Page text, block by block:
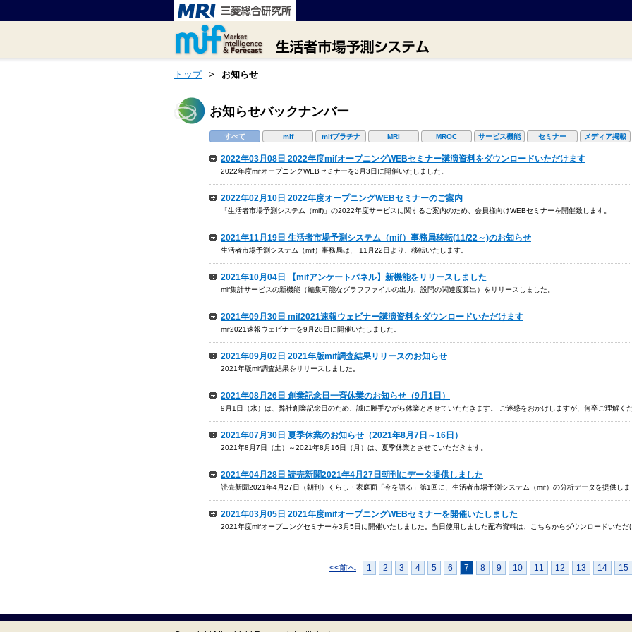
トップ > お知らせ
お知らせバックナンバー
すべて mif mifプラチナ MRI MROC サービス機能 セミナー メディア掲載
2022年03月08日 2022年度mifオープニングWEBセミナー講演資料をダウンロードいただけます
2022年度mifオープニングWEBセミナーを3月3日に開催いたしました。
2022年02月10日 2022年度オープニングWEBセミナーのご案内
「生活者市場予測システム（mif)」の2022年度サービスに関するご案内のため、会員様向けWEBセミナーを開催致します。
2021年11月19日 生活者市場予測システム（mif）事務局移転(11/22～)のお知らせ
生活者市場予測システム（mif）事務局は、 11月22日より、移転いたします。
2021年10月04日 【mifアンケートパネル】新機能をリリースしました
mif集計サービスの新機能（編集可能なグラフファイルの出力、設問の関連度算出）をリリースしました。
2021年09月30日 mif2021速報ウェビナー講演資料をダウンロードいただけます
mif2021速報ウェビナーを9月28日に開催いたしました。
2021年09月02日 2021年版mif調査結果リリースのお知らせ
2021年版mif調査結果をリリースしました。
2021年08月26日 創業記念日一斉休業のお知らせ（9月1日）
9月1日（水）は、弊社創業記念日のため、誠に勝手ながら休業とさせていただきます。 ご迷惑をおかけしますが、何卒ご理解く
2021年07月30日 夏季休業のお知らせ（2021年8月7日～16日）
2021年8月7日（土）～2021年8月16日（月）は、夏季休業とさせていただきます。
2021年04月28日 読売新聞2021年4月27日朝刊にデータ提供しました
読売新聞2021年4月27日（朝刊）くらし・家庭面「今を語る」第1回に、生活者市場予測システム（mif）の分析データを提供しま
2021年03月05日 2021年度mifオープニングWEBセミナーを開催いたしました
2021年度mifオープニングセミナーを3月5日に開催いたしました。当日使用しました配布資料は、こちらからダウンロードいただ
<<前へ 1 2 3 4 5 6 7 8 9 10 11 12 13 14 15